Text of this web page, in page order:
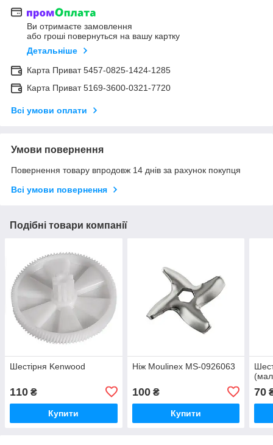
Ви отримаєте замовлення
або гроші повернуться на вашу картку
Детальніше
Карта Приват 5457-0825-1424-1285
Карта Приват 5169-3600-0321-7720
Всі умови оплати
Умови повернення
Повернення товару впродовж 14 днів за рахунок покупця
Всі умови повернення
Подібні товари компанії
Шестірня Kenwood
110 ₴
Купити
Ніж Moulinex MS-0926063
100₴
Купити
70